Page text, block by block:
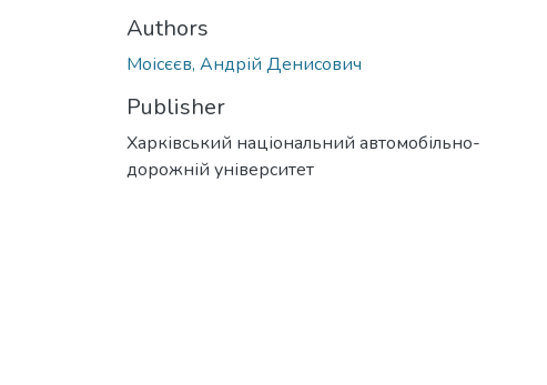
Authors
Моісєєв, Андрій Денисович
Publisher
Харківський національний автомобільно-
дорожній університет